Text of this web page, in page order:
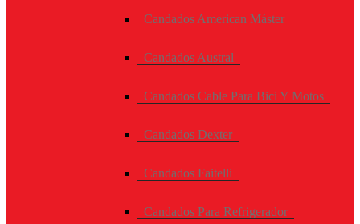
Candados American Máster
Candados Austral
Candados Cable Para Bici Y Motos
Candados Dexter
Candados Faitelli
Candados Para Refrigerador